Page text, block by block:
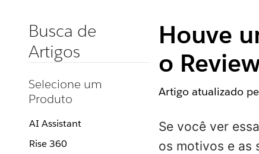
Busca de
Artigos
Selecione um
Produto
AI Assistant
Rise 360
Houve
o
Artigo atualizado
Se você ver
os motivos e as